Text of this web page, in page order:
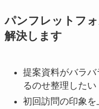
パンフレットフ
解決します
提案資料がバラバ
るのせ整理したい
初回訪問の印象